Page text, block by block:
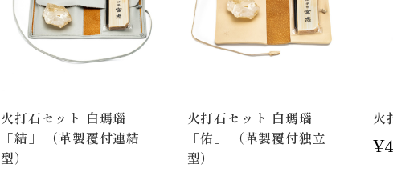
火打石セット 白瑪瑙
「結」 （革製覆付連結
型）
火打石セット 白瑪瑙
「佑」 （革製覆付独立
型）
火